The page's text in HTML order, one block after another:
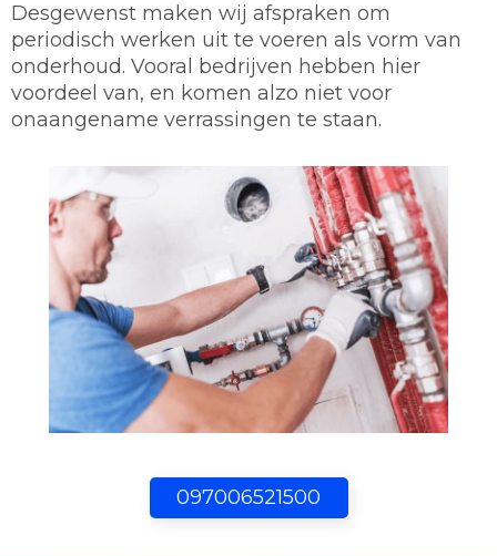
097006521500
Desgewenst maken wij afspraken om
periodisch werken uit te voeren als vorm van
onderhoud. Vooral bedrijven hebben hier
voordeel van, en komen alzo niet voor
onaangename verrassingen te staan.